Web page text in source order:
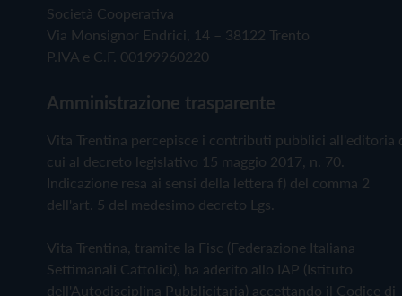
Società Cooperativa
Via Monsignor Endrici, 14 – 38122 Trento
P.IVA e C.F. 00199960220
Amministrazione trasparente
Vita Trentina percepisce i contributi pubblici all'editoria
cui al decreto legislativo 15 maggio 2017, n. 70.
Indicazione resa ai sensi della lettera f) del comma 2
dell'art. 5 del medesimo decreto Lgs.
Vita Trentina, tramite la Fisc (Federazione Italiana
Settimanali Cattolici), ha aderito allo IAP (Istituto
dell'Autodisciplina Pubblicitaria) accettando il Codice di